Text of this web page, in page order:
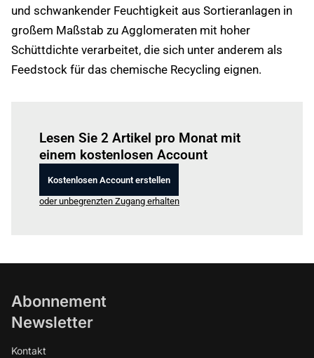
und schwankender Feuchtigkeit aus Sortieranlagen in
großem Maßstab zu Agglomeraten mit hoher
Schüttdichte verarbeitet, die sich unter anderem als
Feedstock für das chemische Recycling eignen.
Lesen Sie 2 Artikel pro Monat mit
einem kostenlosen Account
Kostenlosen Account erstellen
oder unbegrenzten Zugang erhalten
Abonnement
Newsletter
Kontakt